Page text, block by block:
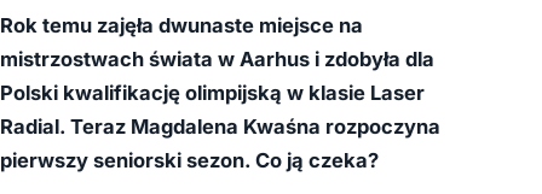
Rok temu zajęła dwunaste miejsce na
mistrzostwach świata w Aarhus i zdobyła dla
Polski kwalifikację olimpijską w klasie Laser
Radial. Teraz Magdalena Kwaśna rozpoczyna
pierwszy seniorski sezon. Co ją czeka?